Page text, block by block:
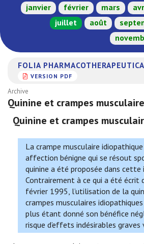
janvier février mars
juillet
août
FOLIA
VERSION PDF
Archive
Quinine et crampes
Quinine et crampes
La crampe musculaire
affection bénigne qui se résout
quinine a été proposée dans cette
Contrairement à ce qui a été écrit
février 1995, l’utilisation de la
crampes musculaires
plus étant donné son bénéfice
risque d’effets indésirables